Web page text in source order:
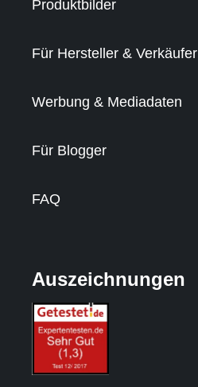
Produktbilder
Für Hersteller & Verkäufer
Werbung & Mediadaten
Für Blogger
FAQ
Auszeichnungen